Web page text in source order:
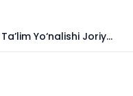
Yo‘nalishi Joriy